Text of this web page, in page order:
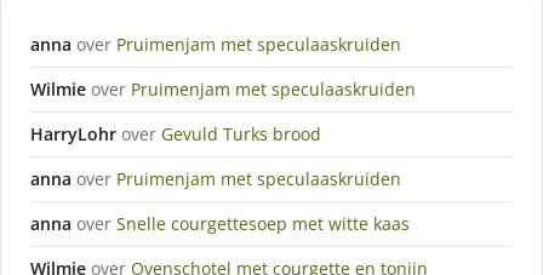
anna over Pruimenjam met speculaaskruiden
Wilmie over Pruimenjam met speculaaskruiden
HarryLohr over Gevuld Turks brood
anna over Pruimenjam met speculaaskruiden
anna over Snelle courgettesoep met witte kaas
Wilmie over Ovenschotel met courgette en tonijn